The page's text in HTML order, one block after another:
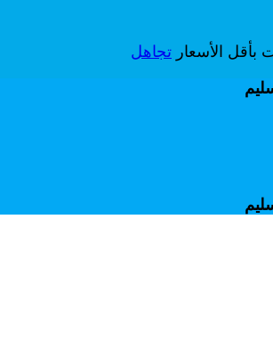
بأقل الأسعار تجاهل